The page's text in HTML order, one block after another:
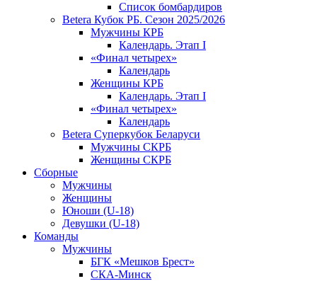
Список бомбардиров
Betera Кубок РБ. Сезон 2025/2026
Мужчины КРБ
Календарь. Этап I
«Финал четырех»
Календарь
Женщины КРБ
Календарь. Этап I
«Финал четырех»
Календарь
Betera Суперкубок Беларуси
Мужчины СКРБ
Женщины СКРБ
Сборные
Мужчины
Женщины
Юноши (U-18)
Девушки (U-18)
Команды
Мужчины
БГК «Мешков Брест»
СКА-Минск